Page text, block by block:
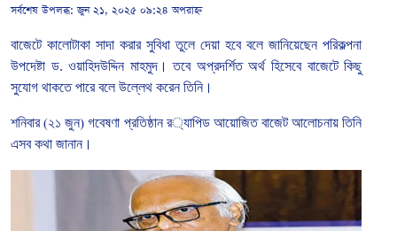
সর্বশেষ উপলব্ধ:জুন ২১, ২০২৫ ০৯:২৪ অপরাহ্ন
বাজেটে কালোটাকা সাদা করার সুবিধা তুলে দেয়া হবে বলে জানিয়েছেন পরিকল্পনা
উপদেষ্টা ড.ওয়াহিদউদ্দিন মাহমুদ। তবে অপ্রদর্শিত অর্থ হিসেবে বাজেটে কিছু
সুযোগ থাকতে পারে বলে উল্লেথ করেন তিনি।
শনিবার(২১ জুন)গবেষণা প্রতিষ্ঠান র্যাপিড আয়োজিত বাজেট আলোচনায় তিনি
এসব কথা জানান।